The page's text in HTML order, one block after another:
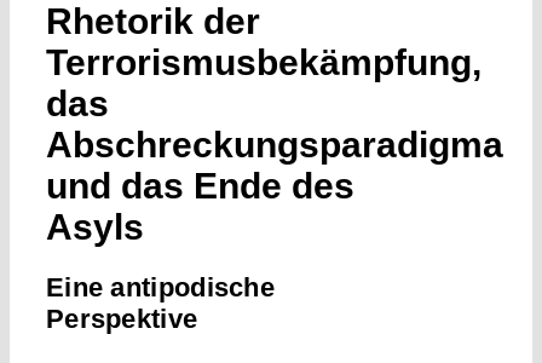
Rhetorik der
Terrorismusbekämpfung,
das
Abschreckungsparadigma
und das Ende des
Asyls
Eine antipodische
Perspektive